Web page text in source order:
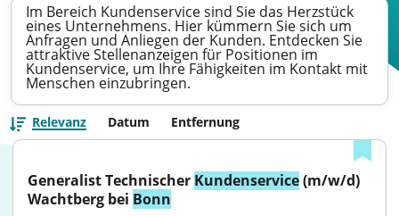
Im Bereich Kundenservice sind Sie das Herzstück
eines Unternehmens. Hier kümmern Sie sich um
Anfragen und Anliegen der Kunden. Entdecken Sie
attraktive Stellenanzeigen für Positionen im
Kundenservice, um Ihre Fähigkeiten im Kontakt mit
Menschen einzubringen.
Relevanz Datum Entfernung
Generalist Technischer Kundenservice (m/w/d)
Wachtberg bei Bonn